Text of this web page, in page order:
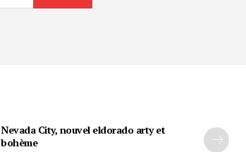
Nevada City, nouvel eldorado arty et
bohème